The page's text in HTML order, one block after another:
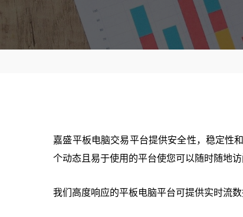
嘉盛平板电脑交易平台提供安全性，稳定性
个动态且易于使用的平台使您可以随时随地访
我们高度响应的平板电脑平台可提供实时流